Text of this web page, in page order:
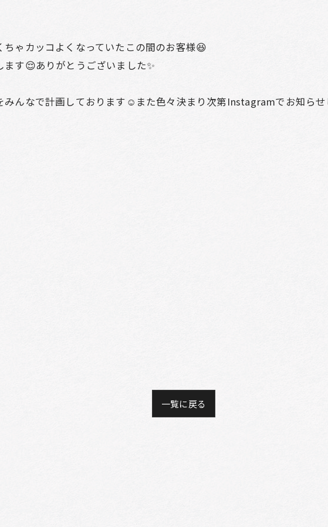
ゃカッコよくなっていたこの間のお客様😆
す😌ありがとうございました✨
みんなで計画しております☺️また色々決まり次第Instagramでお知ら
一覧に戻る